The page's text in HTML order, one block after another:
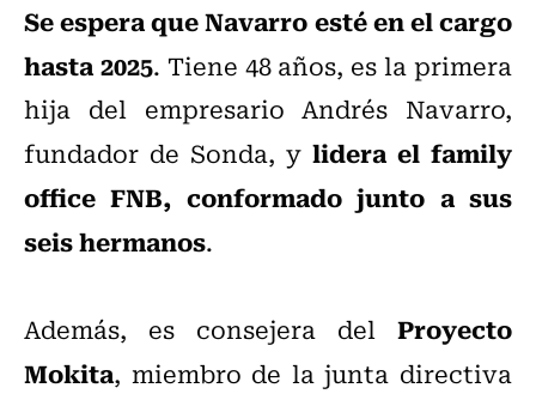
Se espera que Navarro esté en el cargo
hasta 2025. Tiene 48 años, es la primera
hija del empresario Andrés Navarro,
fundador de Sonda, y lidera el family
office FNB, conformado junto a sus
seis hermanos.
Además, es consejera del Proyecto
Mokita, miembro de la junta directiva